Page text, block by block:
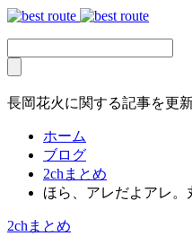
長岡花火に関する記事を更
ホーム
ブログ
2chまとめ
ほら、アレだよアレ。
2chまとめ